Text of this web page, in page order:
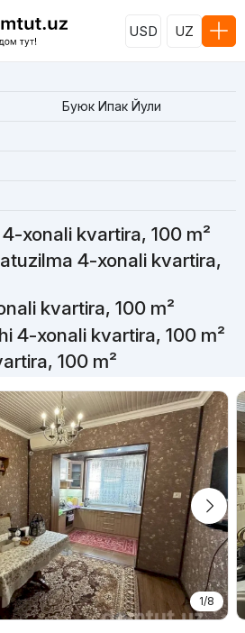
USD UZ
Буюк Ипак Йули
xonali kvartira, 100 m²
4-xonali kvartira,
kvartira, 100 m²
4-xonali kvartira, 100 m²
100 m²
1/8